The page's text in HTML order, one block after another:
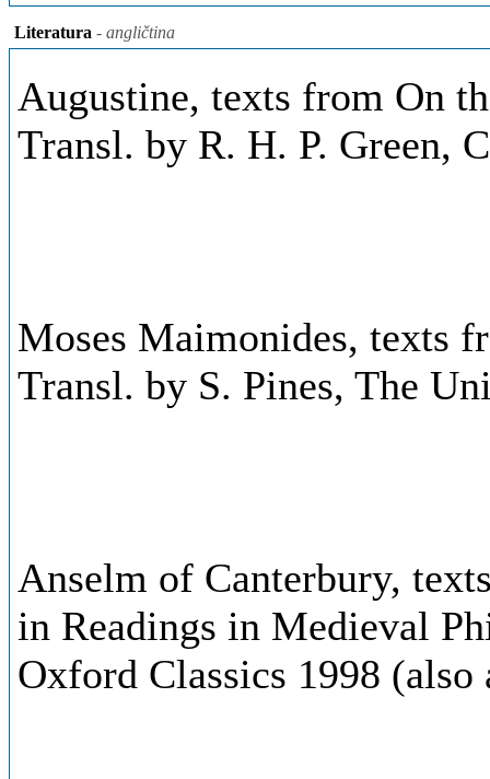
Literatura - angličtina
Augustine, texts from On
Transl. by R. H. P. Green,
Moses Maimonides, texts
Transl. by S. Pines, The
Anselm of Canterbury,
in Readings in Medieval
Oxford Classics 1998